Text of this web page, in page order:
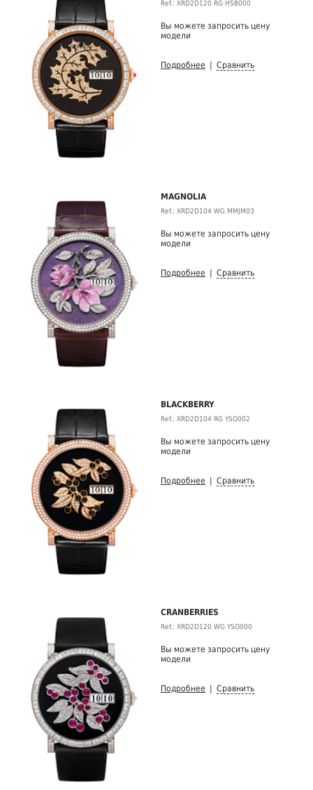
Ref.: XRD2D120 RG HSB000
Вы можете запросить цену
модели
Подробнее Сравнить
MAGNOLIA
Ref.: XRD2D104 WG MMJM03
Вы можете запросить цену
модели
Подробнее Сравнить
BLACKBERRY
Ref.: XRD2D104 RG YSO002
Вы можете запросить цену
модели
Подробнее Сравнить
CRANBERRIES
Ref.: XRD2D120 WG YSO000
Вы можете запросить цену
модели
Подробнее Сравнить